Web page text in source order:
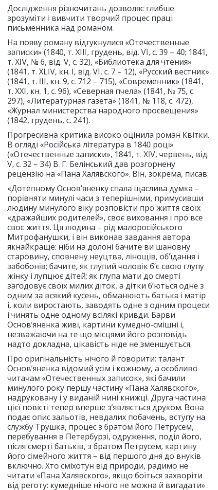
Дослідження різночитань дозволяє глибше
зрозуміти і вивчити творчий процес праці
письменника над романом.
На появу роману відгукнулися «Отечественные
записки» (1840, т. XIII, грудень, від. VI, с. 39 – 40; 1841,
т. XIV, № 6, від. V, с. 32), «Библиотека для чтения»
(1841, т. XLIV, кн. І, від. VI, с. 7 – 12), «Русский вестник»
(1841, т. III, кн. 9, с. 712 – 715), «Современник» (1841,
т. XXI, кн. 1, с. 96), «Северная пчела» (1841, № 75, с.
297), «Литературная газета» (1841, № 118, с. 472),
«Журнал министерства народного просвещения»
(1842, грудень, с. 241).
Прогресивна критика високо оцінила роман Квітки.
В огляді «Російська література в 1840 році»
(«Отечественные записки», 1841, т. XIV, червень, від.
V, с. 32 – 34) В. Г. Белінський дав розгорнену
рецензію на «Пана Халявского». Він, зокрема, писав:
«Дотепному Основ’яненку спала щаслива думка –
порівняти минулі часи з теперішніми, примусивши
людину минулого віку розповісти про життя своїх
«дражайших родителей», своє виховання і про все
своє життя. Ця людина – рід малоросійського
Митрофанушки, і він виконав завдання автора
якнайкраще: ніби на долоні бачите ви шановну
старовину, сповнену неуцтва, лінощів, об’їдання і
забобонів; бачите, як глупий чоловік б’є свою глупу
жінку і лупцює дітей; як глупа мати до смерті
загодовує своїх милих діток, а дітки б’ються одне з
одним за всякий кусень, обманюють батька і матір
і, коли виростають, заводять одне з одним процеси
і чинять одне одному всілякі кривди. Барви
Основ’яненка живі, картини кумедно-смішні і,
незважаючи на те що місцями його розповідь
надто докладна, цікавість ніде не зменшується.
Про оригінальність нічого й говорити: талант
Основ’яненка відомий усім і кожному, а особливо
читачам «Отечественных записок», які бачили
минулого року першу частину «Пана Халявского»,
надруковану і у виданій нині книжці. Друга частина
цієї повісті тепер вперше з’являється друком. Вона
подає опис зальотів, невдалих побачень, вступу на
службу Трушка, процес з братом його Петрусем,
перебування в Петербурзі, одруження, поділ його,
після смерті батьків, з братом Петрусем, картину
його сімейного життя – від першого дня до внуків
включно. Хто сміхотун від природи, радимо не
читати «Пана Халявского», якщо боїться захворіти
від реготу: кумедніше нічого не можна й вигадати» .